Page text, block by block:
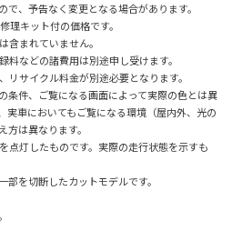
、予告なく変更となる場合があります。
キット付の価格です。
まれていません。
などの諸費用は別途申し受けます。
サイクル料金が別途必要となります。
条件、ご覧になる画面によって実際の色とは異
実車においてもご覧になる環境（屋内外、光の
は異なります。
点灯したものです。実際の走行状態を示すも
を切断したカットモデルです。